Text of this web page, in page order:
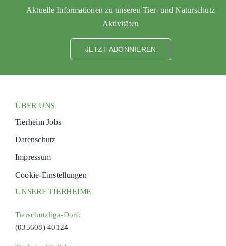
Aktuelle Informationen zu unseren Tier- und Naturschutz
Aktivitäten
JETZT ABONNIEREN
ÜBER UNS
Tierheim Jobs
Datenschutz
Impressum
Cookie-Einstellungen
UNSERE TIERHEIME
Tierschutzliga-Dorf:
(035608) 40124